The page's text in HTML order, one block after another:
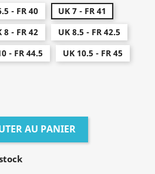
- FR 40
UK 7 - FR 41
8 - FR 42
UK 8.5 - FR 42.5
- FR 44.5
UK 10.5 - FR 45
AU PANIER